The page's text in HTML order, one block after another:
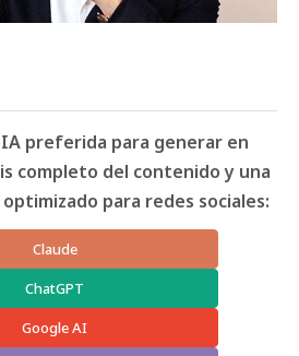
preferida para generar en
completo del contenido y una
para redes sociales:
Claude
ChatGPT
Google AI